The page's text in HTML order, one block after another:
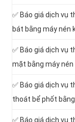
✅ Báo giá dịch vụ
bát bằng máy nén
✅ Báo giá dịch vụ
mặt bằng máy nén
✅ Báo giá dịch vụ
thoát bể phốt
✅ Báo giá dịch vụ